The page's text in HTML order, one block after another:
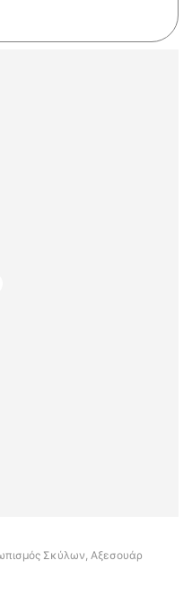
Σκύλων, Αξεσουάρ